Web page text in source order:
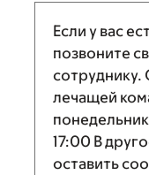
Если у вас
позвоните
сотруднику.
лечащей
17:00 В
оставить